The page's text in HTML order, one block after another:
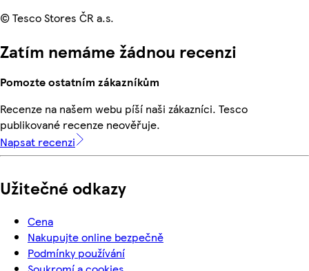
© Tesco Stores ČR a.s.
Zatím nemáme žádnou recenzi
Pomozte ostatním zákazníkům
Recenze na našem webu píší naši zákazníci. Tesco
publikované recenze neověřuje.
Napsat recenzi
Užitečné odkazy
Cena
Nakupujte online bezpečně
Podmínky používání